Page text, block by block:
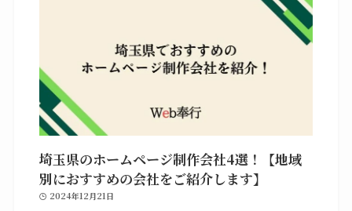
埼玉県のホームページ制作会社4選！【地域
別におすすめの会社をご紹介します】
2024年12月21日